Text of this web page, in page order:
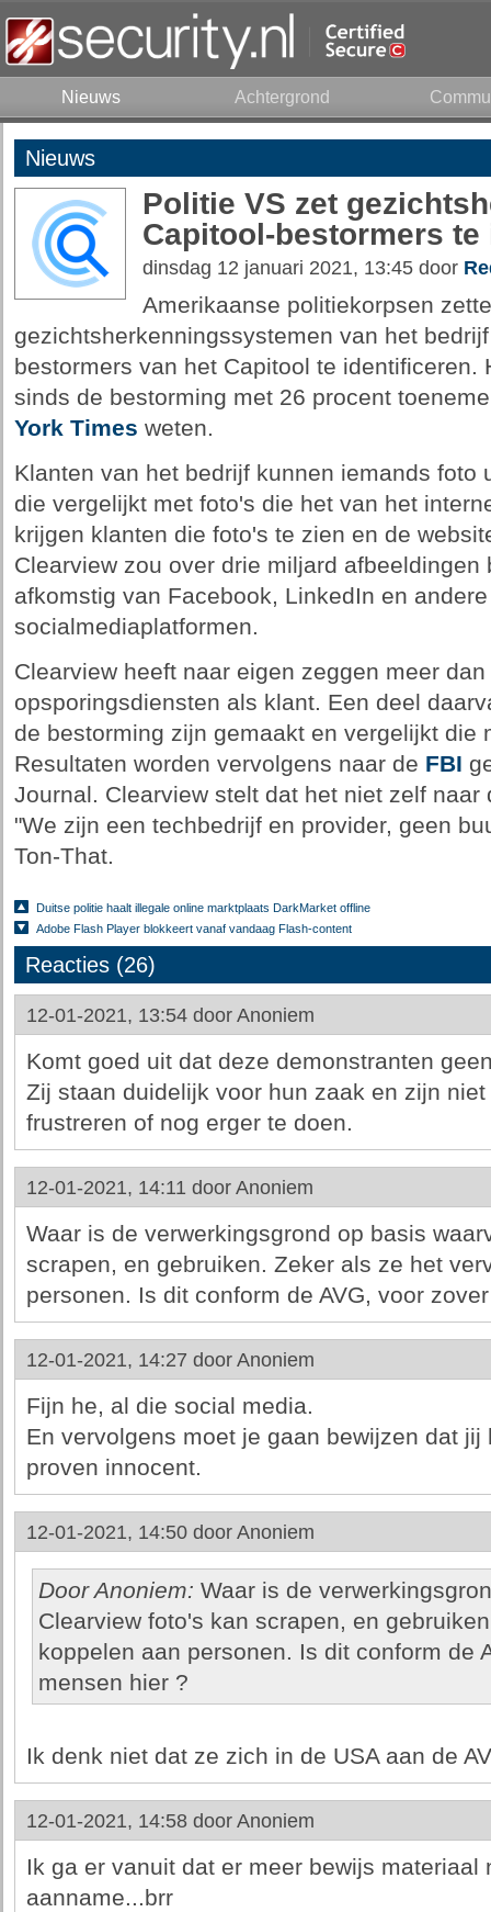
Nieuws Achtergrond
Nieuws
Politie VS zet
Capitool-bestormers
dinsdag 12 januari 2021, 13:45 door
Amerikaanse politiekorpsen
gezichtsherkenningssystemen van het
bestormers van het Capitool te identificeren.
sinds de bestorming met 26 procent
York Times weten.
Klanten van het bedrijf kunnen iemands foto
die vergelijkt met foto's die het van het
krijgen klanten die foto's te zien en de
Clearview zou over drie miljard afbeeldingen
afkomstig van Facebook, LinkedIn en
socialmediaplatformen.
Clearview heeft naar eigen zeggen meer
opsporingsdiensten als klant. Een deel
de bestorming zijn gemaakt en vergelijkt die
Resultaten worden vervolgens naar de FBI
Journal. Clearview stelt dat het niet zelf
"We zijn een techbedrijf en provider, geen
Ton-That.
Duitse politie haalt illegale online marktplaats DarkMarket offline
Adobe Flash Player blokkeert vanaf vandaag Flash-content
Reacties (26)
12-01-2021, 13:54 door Anoniem
Komt goed uit dat deze demonstranten
Zij staan duidelijk voor hun zaak en zijn
frustreren of nog erger te doen.
12-01-2021, 14:11 door Anoniem
Waar is de verwerkingsgrond op basis
scrapen, en gebruiken. Zeker als ze het
personen. Is dit conform de AVG, voor
12-01-2021, 14:27 door Anoniem
Fijn he, al die social media.
En vervolgens moet je gaan bewijzen dat
proven innocent.
12-01-2021, 14:50 door Anoniem
Door Anoniem: Waar is de
Clearview foto's kan scrapen, en
koppelen aan personen. Is dit conform de
mensen hier ?
Ik denk niet dat ze zich in de USA aan de
12-01-2021, 14:58 door Anoniem
Ik ga er vanuit dat er meer bewijs materiaal
aanname...brr